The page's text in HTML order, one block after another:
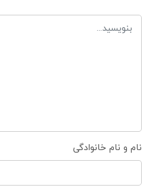
نام و نام خانوادگی